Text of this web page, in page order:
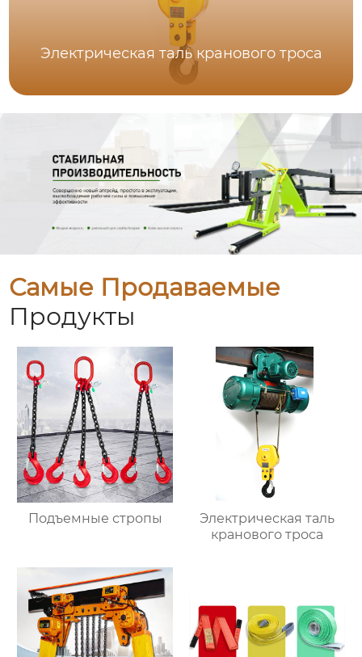
Электрическая таль кранового троса
Самые Продаваемые
Продукты
Подъемные стропы
Электрическая таль
кранового троса